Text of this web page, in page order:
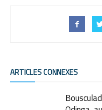
ARTICLES CONNEXES